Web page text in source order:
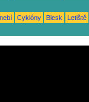
Cyklóny Blesk
Letiště